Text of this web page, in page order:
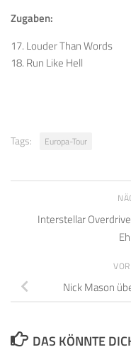
Zugaben:
17. Louder Than Words
18. Run Like Hell
Tags: Europa-Tour
Interstellar
Nick Mason
DAS KÖNNTE